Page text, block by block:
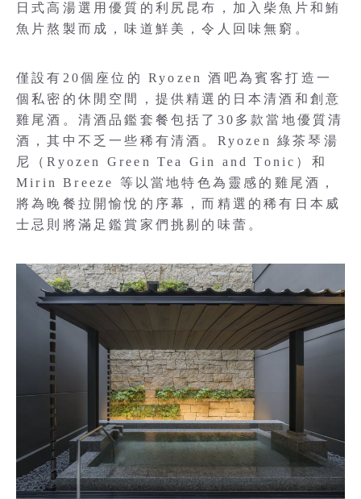
日式高湯選用優質的利尻昆布，加入柴魚片和鮪
魚片熬製而成，味道鮮美，令人回味無窮。
僅設有20個座位的 Ryozen 酒吧為賓客打造一
個私密的休閒空間，提供精選的日本清酒和創意
雞尾酒。清酒品鑑套餐包括了30多款當地優質清
酒，其中不乏一些稀有清酒。Ryozen 綠茶琴湯
尼（Ryozen Green Tea Gin and Tonic）和
Mirin Breeze 等以當地特色為靈感的雞尾酒，
將為晚餐拉開愉悅的序幕，而精選的稀有日本威
士忌則將滿足鑑賞家們挑剔的味蕾。